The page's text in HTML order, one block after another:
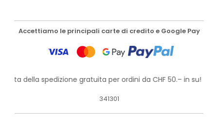
Accettiamo le principali carte di credito e Google Pay
della spedizione gratuita per ordini da CHF 50.– in su!
341301